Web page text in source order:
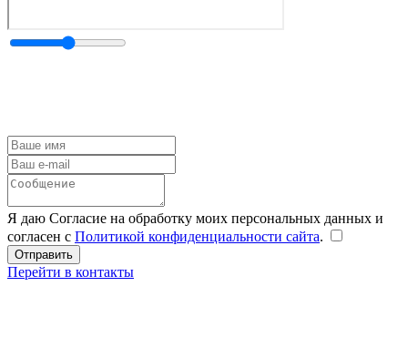
Я даю Согласие на обработку моих персональных данных и
согласен с Политикой конфиденциальности сайта.
Перейти в контакты